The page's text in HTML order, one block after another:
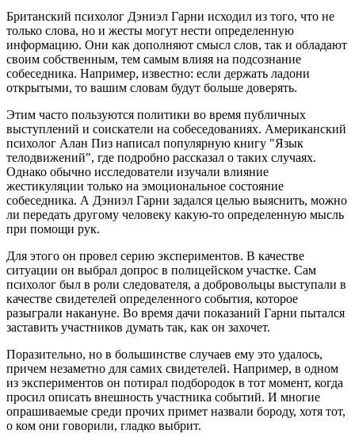
Британский психолог Дэниэл Гарни исходил из того, что не
только слова, но и жесты могут нести определенную
информацию. Они как дополняют смысл слов, так и обладают
своим собственным, тем самым влияя на подсознание
собеседника. Например, известно: если держать ладони
открытыми, то вашим словам будут больше доверять.
Этим часто пользуются политики во время публичных
выступлений и соискатели на собеседованиях. Американский
психолог Алан Пиз написал популярную книгу "Язык
телодвижений", где подробно рассказал о таких случаях.
Однако обычно исследователи изучали влияние
жестикуляции только на эмоциональное состояние
собеседника. А Дэниэл Гарни задался целью выяснить, можно
ли передать другому человеку какую-то определенную мысль
при помощи рук.
Для этого он провел серию экспериментов. В качестве
ситуации он выбрал допрос в полицейском участке. Сам
психолог был в роли следователя, а добровольцы выступали в
качестве свидетелей определенного события, которое
разыграли накануне. Во время дачи показаний Гарни пытался
заставить участников думать так, как он захочет.
Поразительно, но в большинстве случаев ему это удалось,
причем незаметно для самих свидетелей. Например, в одном
из экспериментов он потирал подбородок в тот момент, когда
просил описать внешность участника событий. И многие
опрашиваемые среди прочих примет назвали бороду, хотя тот,
о ком они говорили, гладко выбрит.